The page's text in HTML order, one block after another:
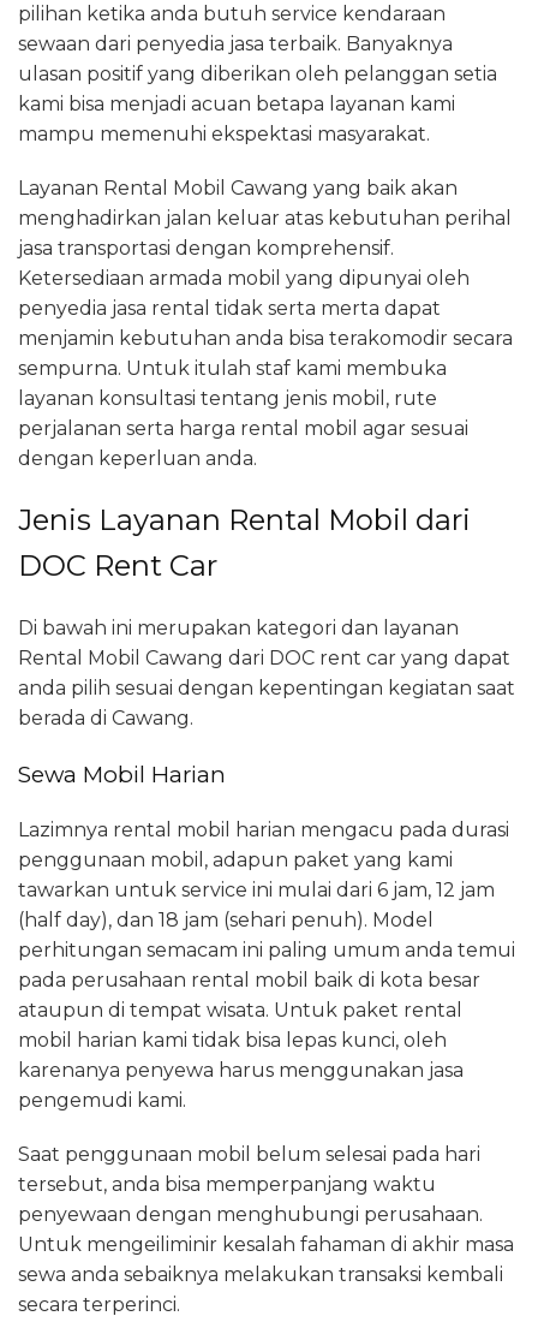
pilihan ketika anda butuh service kendaraan
sewaan dari penyedia jasa terbaik. Banyaknya
ulasan positif yang diberikan oleh pelanggan setia
kami bisa menjadi acuan betapa layanan kami
mampu memenuhi ekspektasi masyarakat.
Layanan Rental Mobil Cawang yang baik akan
menghadirkan jalan keluar atas kebutuhan perihal
jasa transportasi dengan komprehensif.
Ketersediaan armada mobil yang dipunyai oleh
penyedia jasa rental tidak serta merta dapat
menjamin kebutuhan anda bisa terakomodir secara
sempurna. Untuk itulah staf kami membuka
layanan konsultasi tentang jenis mobil, rute
perjalanan serta harga rental mobil agar sesuai
dengan keperluan anda.
Jenis Layanan Rental Mobil dari
DOC Rent Car
Di bawah ini merupakan kategori dan layanan
Rental Mobil Cawang dari DOC rent car yang dapat
anda pilih sesuai dengan kepentingan kegiatan saat
berada di Cawang.
Sewa Mobil Harian
Lazimnya rental mobil harian mengacu pada durasi
penggunaan mobil, adapun paket yang kami
tawarkan untuk service ini mulai dari 6 jam, 12 jam
(half day), dan 18 jam (sehari penuh). Model
perhitungan semacam ini paling umum anda temui
pada perusahaan rental mobil baik di kota besar
ataupun di tempat wisata. Untuk paket rental
mobil harian kami tidak bisa lepas kunci, oleh
karenanya penyewa harus menggunakan jasa
pengemudi kami.
Saat penggunaan mobil belum selesai pada hari
tersebut, anda bisa memperpanjang waktu
penyewaan dengan menghubungi perusahaan.
Untuk mengeiliminir kesalah fahaman di akhir masa
sewa anda sebaiknya melakukan transaksi kembali
secara terperinci.